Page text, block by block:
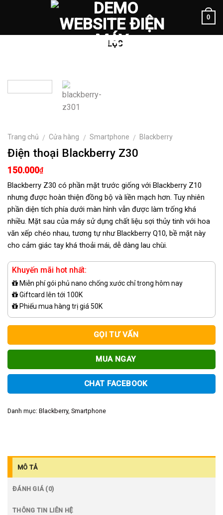
0
LỌC
Trang chủ / Cửa hàng / Smartphone / Blackberry
Điện thoại Blackberry Z30
150.000₫
Blackberry Z30 có phần mặt trước giống với Blackberry Z10
nhưng được hoàn thiện đồng bộ và liền mạch hơn. Tuy nhiên
phần diện tích phía dưới màn hình vẫn được làm trống khá
nhiều. Mặt sau của máy sử dụng chất liệu sợi thủy tinh với hoa
văn xếp chéo nhau, tương tự như Blackberry Q10, bề mặt này
cho cảm giác tay khá thoải mái, dễ dàng lau chùi.
Khuyến mãi hot nhất:
Miễn phí gói phủ nano chống xước chỉ trong hôm nay
Giftcard lên tới 100K
Phiếu mua hàng trị giá 50K
GỌI TƯ VẤN
MUA NGAY
CHAT FACEBOOK
Danh mục: Blackberry, Smartphone
MÔ TẢ
ĐÁNH GIÁ (0)
THÔNG TIN LIÊN HỆ